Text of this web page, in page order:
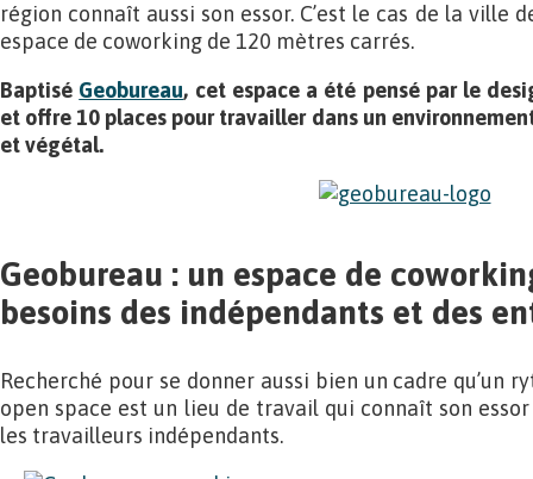
région connaît aussi son essor. C’est le cas de la ville
espace de coworking de 120 mètres carrés.
Baptisé Geobureau, cet espace a été pensé par le
et offre 10 places pour travailler dans un
et végétal.
Geobureau : un espace de
besoins des indépendants et des
Recherché pour se donner aussi bien un cadre qu’un
open space est un lieu de travail qui connaît son
les travailleurs indépendants.